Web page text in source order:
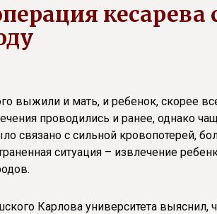
кесарева
выжили и мать, и ребенок, скорее
проводились и ранее, однако
связано с сильной кровопотерей,
ситуация – извлечение
Карлова университета выяснил,